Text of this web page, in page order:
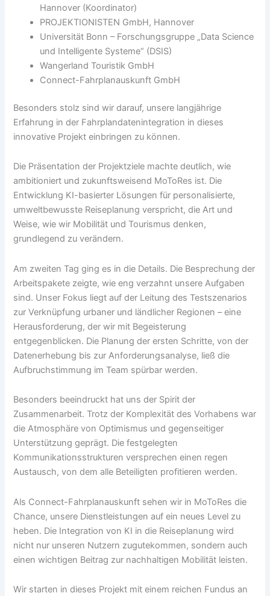
Hannover (Koordinator)
PROJEKTIONISTEN GmbH, Hannover
Universität Bonn – Forschungsgruppe „Data Science
und Intelligente Systeme“ (DSIS)
Wangerland Touristik GmbH
Connect-Fahrplanauskunft GmbH
Besonders stolz sind wir darauf, unsere langjährige
Erfahrung in der Fahrplandatenintegration in dieses
innovative Projekt einbringen zu können.
Die Präsentation der Projektziele machte deutlich, wie
ambitioniert und zukunftsweisend MoToRes ist. Die
Entwicklung KI-basierter Lösungen für personalisierte,
umweltbewusste Reiseplanung verspricht, die Art und
Weise, wie wir Mobilität und Tourismus denken,
grundlegend zu verändern.
Am zweiten Tag ging es in die Details. Die Besprechung der
Arbeitspakete zeigte, wie eng verzahnt unsere Aufgaben
sind. Unser Fokus liegt auf der Leitung des Testszenarios
zur Verknüpfung urbaner und ländlicher Regionen – eine
Herausforderung, der wir mit Begeisterung
entgegenblicken. Die Planung der ersten Schritte, von der
Datenerhebung bis zur Anforderungsanalyse, ließ die
Aufbruchstimmung im Team spürbar werden.
Besonders beeindruckt hat uns der Spirit der
Zusammenarbeit. Trotz der Komplexität des Vorhabens war
die Atmosphäre von Optimismus und gegenseitiger
Unterstützung geprägt. Die festgelegten
Kommunikationsstrukturen versprechen einen regen
Austausch, von dem alle Beteiligten profitieren werden.
Als Connect-Fahrplanauskunft sehen wir in MoToRes die
Chance, unsere Dienstleistungen auf ein neues Level zu
heben. Die Integration von KI in die Reiseplanung wird
nicht nur unseren Nutzern zugutekommen, sondern auch
einen wichtigen Beitrag zur nachhaltigen Mobilität leisten.
Wir starten in dieses Projekt mit einem reichen Fundus an